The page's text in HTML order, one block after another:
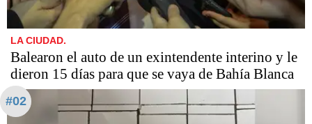
LA CIUDAD.
Balearon el auto de un exintendente interino y le
dieron 15 días para que se vaya de Bahía Blanca
#02